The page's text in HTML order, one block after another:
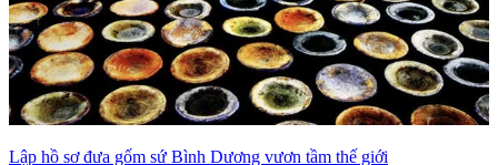
Lập hồ sơ đưa gốm sứ Bình Dương vươn tầm thế giới